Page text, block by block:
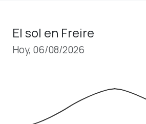
El sol en Freire
Hoy, 06/08/2026